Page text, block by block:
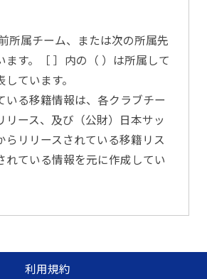
前所属チーム、または次の所属先
ます。［ ］内の（ ）は所属して
ています。
いる移籍情報は、各クラブチー
リース、及び（公財）日本サッ
らリリースされている移籍リス
れている情報を元に作成してい
利用規約